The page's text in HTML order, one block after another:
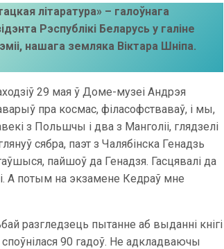
літаратура» – галоўнага
Рэспублікі Беларусь у галіне
нашага земляка Віктара Шніпа.
29 мая ў Доме-музеі Андрэя
пра космас, філасофстваваў, і мы,
з Польшчы і два з Манголіі, глядзелі
сябра, паэт з Чалябінска Генадзь
пайшоў да Генадзя. Гасцявалі да
А потым на экзамене Кедраў мне
разгледзець пытанне аб выданні кнігі
90 гадоў. Не адкладваючы